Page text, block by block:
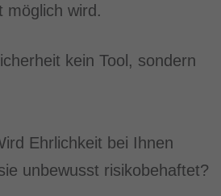
möglich wird.
kein Tool, sondern
Ehrlichkeit bei Ihnen
unbewusst risikobehaftet?